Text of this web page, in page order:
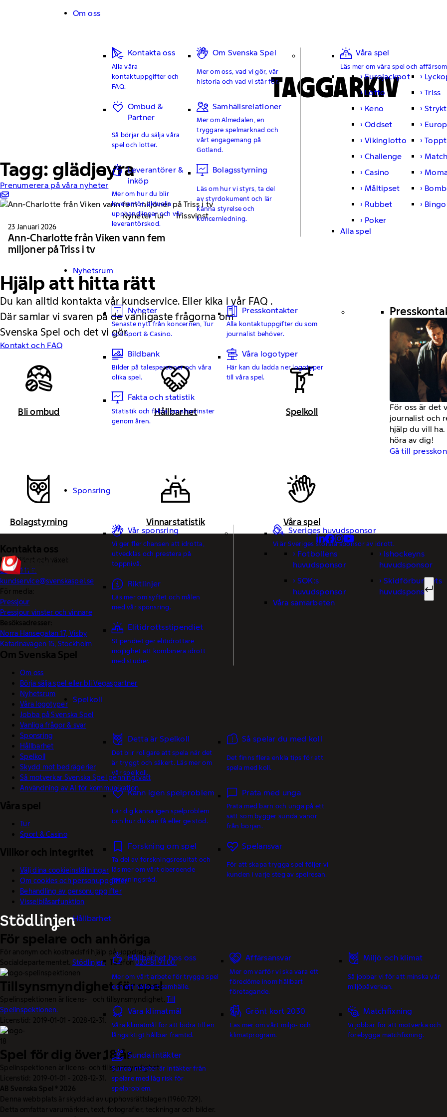
Om oss
Kontakta oss
Alla våra
kontaktuppgifter och
FAQ.
Om Svenska Spel
Mer om oss, vad vi gör, vår
historia och vad vi står för.
Ombud &
Partner
Så börjar du sälja våra
spel och lotter.
Samhällsrelationer
Mer om Almedalen, en
tryggare spelmarknad och
vårt engagemang på
Gotland.
Leverantörer &
inköp
Mer om hur du blir
leverantör, aktuella
upphandlingar och vår
leverantörskod.
Bolagsstyrning
Läs om hur vi styrs, ta del
av styrdokument och lär
känna styrelse och
koncernledning.
Våra spel
Läs mer om våra spel och
Eurojackpot
Lotto
Triss
Keno
Oddset
Vikinglotto
Challenge
Casino
Måltipset
Rubbet
Bingo
Poker
Alla spel
Nyhetsrum
Nyheter
Senaste nytt från koncernen, Tur
och Sport & Casino.
Presskontakter
Alla kontaktuppgifter du som
journalist behöver.
Bildbank
Bilder på talespersoner och våra
olika spel.
Våra logotyper
Här kan du ladda ner logotyper
till våra spel.
Fakta och statistik
Statistik och fakta om storvinster
genom åren.
För oss är det
journalist och
hjälp du vill
höra av dig!
Gå till
Sponsring
Vår sponsring
Vi ger fler chansen att idrotta,
utvecklas och prestera på
toppnivå.
Riktlinjer
Läs mer om syftet och målen
med vår sponsring.
Elitidrottsstipendiet
Stipendiet ger elitidrottare
möjlighet att kombinera idrott
med studier.
Sveriges huvudsponsor
Vi är Sveriges största sponsor av idrott.
Fotbollens
huvudsponsor
Ishockeyns
huvudsponsor
SOK:s
huvudsponsor
Skidförbundets
huvudsponsor
Våra samarbeten
Spelkoll
Detta är Spelkoll
Det blir roligare att spela när det
är tryggt och säkert. Läs mer om
vår spelkoll.
Så spelar du med koll
Det finns flera enkla tips för att
spela med koll.
Känn igen spelproblem
Lär dig känna igen spelproblem
och hur du kan få eller ge stöd.
Prata med unga
Prata med barn och unga på ett
sätt som bygger sunda vanor
från början.
Forskning om spel
Ta del av forskningsresultat och
läs mer om vårt oberoende
forskningsråd.
Spelansvar
För att skapa trygga spel följer vi
kunden i varje steg av spelresan.
Hållbarhet
Hållbarhet hos oss
Mer om vårt arbete för trygga spel
och ett hållbart samhälle.
Affärsansvar
Mer om varför vi ska vara ett
föredöme inom hållbart
företagande.
Miljö och klimat
Så jobbar vi för att minska vår
miljöpåverkan.
Våra klimatmål
Våra klimatmål för att bidra till en
långsiktigt hållbar framtid.
Grönt kort 2030
Läs mer om vårt miljö- och
klimatprogram.
Matchfixning
Vi jobbar för att motverka och
förebygga matchfixning.
Sunda intäkter
Sunda intäkter är intäkter från
spelare med låg risk för
spelproblem.
Sök
TAGGARKIV
Tagg: glädjeyra
Prenumerera på våra nyheter
Nyheter Tur Trissvinst
23 Januari 2026
Ann-Charlotte från Viken vann fem
miljoner på Triss i tv
Hjälp att hitta rätt
Du kan alltid kontakta vår kundservice. Eller kika i vår FAQ .
Där samlar vi svaren på de vanligaste frågorna om
Svenska Spel och det vi gör.
Kontakt och FAQ
Bli ombud Hållbarhet Spelkoll
Bolagstyrning Vinnarstatistik Våra spel
Kontakta oss
Kundtjänst och växel:
0770-11 11 11
kundservice@svenskaspel.se
För media:
Pressjour
Pressjour vinster och vinnare
Besöksadresser:
Norra Hansegatan 17, Visby
Katarinavägen 15, Stockholm
Om Svenska Spel
Om oss
Börja sälja spel eller bli Vegaspartner
Nyhetsrum
Våra logotyper
Jobba på Svenska Spel
Vanliga frågor & svar
Sponsring
Hållbarhet
Spelkoll
Skydd mot bedrägerier
Så motverkar Svenska Spel penningtvätt
Användning av AI för kommunikation
Våra spel
Tur
Sport & Casino
Villkor och integritet
Välj dina cookieinställningar
Om cookies och personuppgifter
Behandling av personuppgifter
Visselblåsarfunktion
För spelare och anhöriga
För anonym och kostnadsfri hjälp på uppdrag av
Socialdepartementet. Stödlinjen. Telefon020-81 91 00.
Tillsynsmyndighet för spel
Spelinspektionen är licens- och tillsynsmyndighet.Till
Spelinspektionen.
Licenstid: 2019-01-01 - 2028-12-31.
Spel för dig över 18 år
Spelinspektionen är licens- och tillsynsmyndighet.
Licenstid: 2019-01-01 - 2028-12-31.
AB Svenska Spel © 2026
Denna webbplats är skyddad av upphovsrättslagen (1960:729).
Detta omfattar varumärken, text, fotografier, teckningar och bilder.